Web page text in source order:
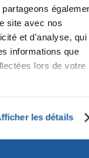
site avec nos
et d'analyse, qui
informations que
lors de votre
les détails
94 15827 Blankenfelde-